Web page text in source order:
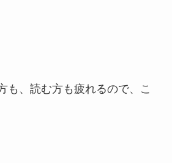
も、読む方も疲れるので、こ